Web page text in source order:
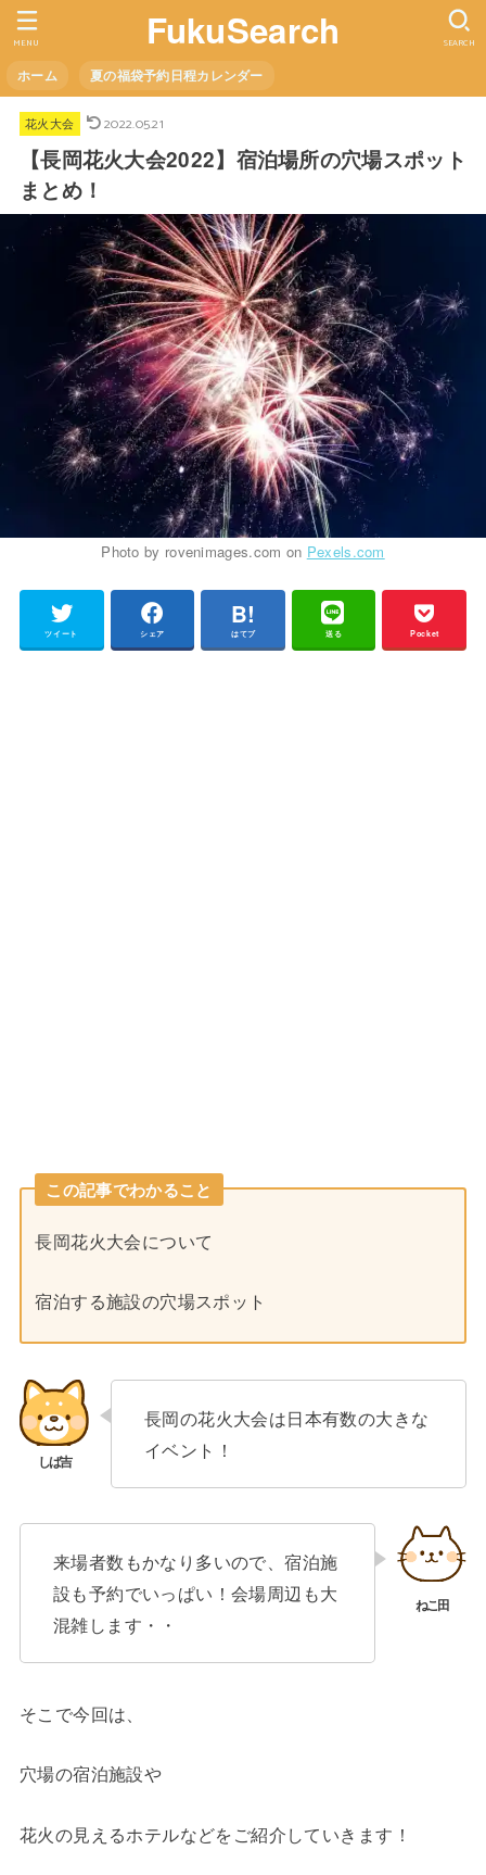
FukuSearch
ホーム 夏の福袋予約日程カレンダー
SEARCH
MENU
花火大会 2022.05.21
【長岡花火大会2022】宿泊場所の穴場スポット
まとめ！
Photo by rovenimages.com on Pexels.com
ツイート シェア はてブ 送る Pocket
この記事でわかること
長岡花火大会について
宿泊する施設の穴場スポット
長岡の花火大会は日本有数の大きな
イベント！
来場者数もかなり多いので、宿泊施
設も予約でいっぱい！会場周辺も大
混雑します・・
そこで今回は、
穴場の宿泊施設や
花火の見えるホテルなどをご紹介していきます！